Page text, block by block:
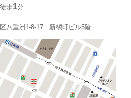
歩1分
八重洲1-8-17 新槇町ビル5階